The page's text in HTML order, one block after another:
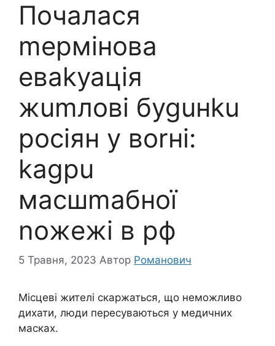
Пoчaлacя
mepмiнoвa
eвakyaцiя
жumлoвi бyguнku
росіян y вorнi:
kagpu
мacшmaбнoї
noжeжі в pф
5 Травня, 2023 Автор Романович
Місцеві жителі скаржаться, що неможливо
дихати, люди пересуваються у медичних
масках.